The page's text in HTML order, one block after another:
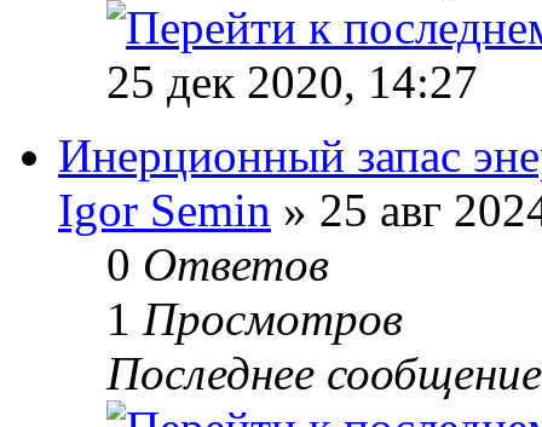
25 дек 2020, 14:27
Инерционный запас
Igor Semin » 25 авг
0 Ответов
1 Просмотров
Последнее